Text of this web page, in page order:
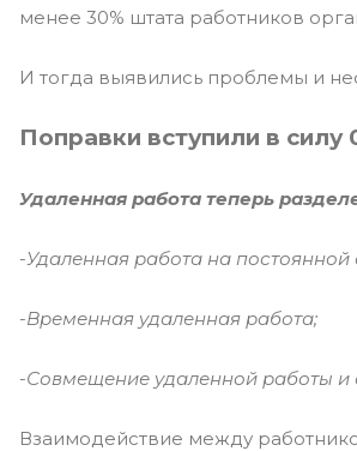
менее 30% штата работников
И тогда выявились проблемы и
Поправки вступили в силу
Удаленная работа теперь
-Удаленная работа на постоянной
-Временная удаленная работа;
-Совмещение удаленной работы и
Взаимодействие между